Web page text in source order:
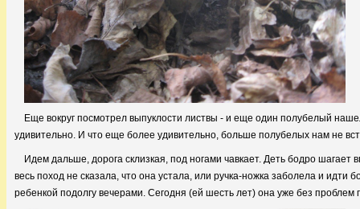
Еще вокруг посмотрел выпуклости листвы - и еще один полубелый
удивительно. И что еще более удивительно, больше полубелых нам не
Идем дальше, дорога склизкая, под ногами чавкает. Деть бодро шагает
весь поход не сказала, что она устала, или ручка-ножка заболела и идти
ребенкой подолгу вечерами. Сегодня (ей шесть лет) она уже без